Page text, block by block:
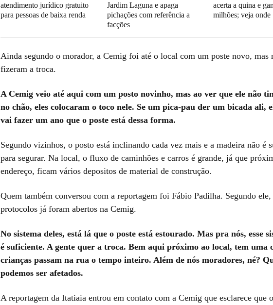
atendimento jurídico gratuito
para pessoas de baixa renda
Jardim Laguna e apaga
pichações com referência a
facções
acerta a quina e
milhões; veja onde
Ainda segundo o morador, a Cemig foi até o local com um poste novo, mas
fizeram a troca.
A Cemig veio até aqui com um posto novinho, mas ao ver que ele não
no chão, eles colocaram o toco nele. Se um pica-pau der um bicada ali,
vai fazer um ano que o poste está dessa forma.
Segundo vizinhos, o posto está inclinando cada vez mais e a madeira não é
para segurar. Na local, o fluxo de caminhões e carros é grande, já que
endereço, ficam vários depositos de material de construção.
Quem também conversou com a reportagem foi Fábio Padilha. Segundo
protocolos já foram abertos na Cemig.
No sistema deles, está lá que o poste está estourado. Mas pra nós, esse
é suficiente. A gente quer a troca. Bem aqui próximo ao local, tem uma
crianças passam na rua o tempo inteiro. Além de nós moradores, né?
podemos ser afetados.
A reportagem da Itatiaia entrou em contato com a Cemig que esclarece que